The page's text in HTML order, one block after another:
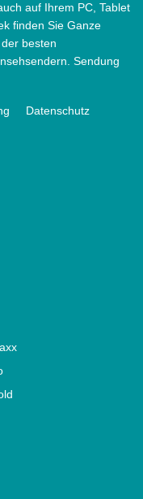
auf Ihrem PC, Tablet
finden Sie Ganze
besten
Sendung
Datenschutz